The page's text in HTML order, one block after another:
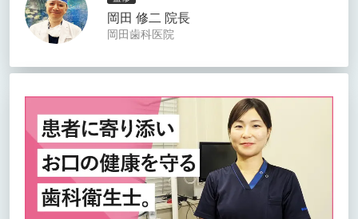
岡田 修二 院長
岡田歯科医院